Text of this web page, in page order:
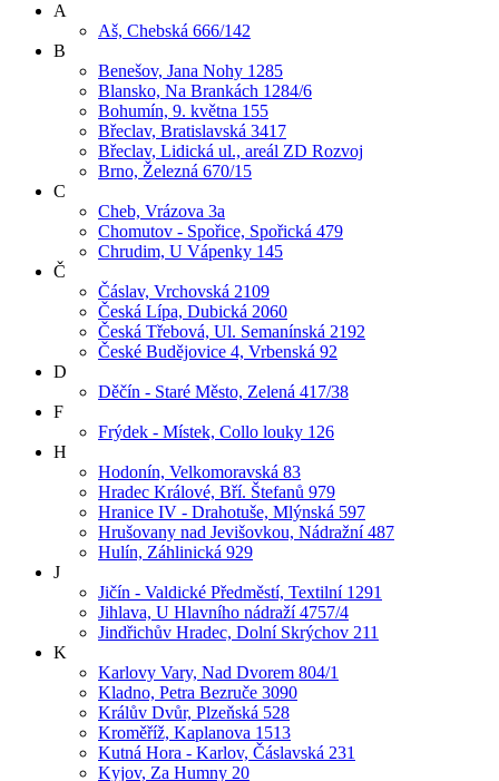
A
Aš, Chebská 666/142
B
Benešov, Jana Nohy 1285
Blansko, Na Brankách 1284/6
Bohumín, 9. května 155
Břeclav, Bratislavská 3417
Břeclav, Lidická ul., areál ZD Rozvoj
Brno, Železná 670/15
C
Cheb, Vrázova 3a
Chomutov - Spořice, Spořická 479
Chrudim, U Vápenky 145
Č
Čáslav, Vrchovská 2109
Česká Lípa, Dubická 2060
Česká Třebová, Ul. Semanínská 2192
České Budějovice 4, Vrbenská 92
D
Děčín - Staré Město, Zelená 417/38
F
Frýdek - Místek, Collo louky 126
H
Hodonín, Velkomoravská 83
Hradec Králové, Bří. Štefanů 979
Hranice IV - Drahotuše, Mlýnská 597
Hrušovany nad Jevišovkou, Nádražní 487
Hulín, Záhlinická 929
J
Jičín - Valdické Předměstí, Textilní 1291
Jihlava, U Hlavního nádraží 4757/4
Jindřichův Hradec, Dolní Skrýchov 211
K
Karlovy Vary, Nad Dvorem 804/1
Kladno, Petra Bezruče 3090
Králův Dvůr, Plzeňská 528
Kroměříž, Kaplanova 1513
Kutná Hora - Karlov, Čáslavská 231
Kyjov, Za Humny 20